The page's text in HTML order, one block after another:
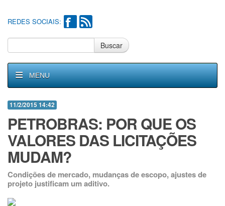
REDES SOCIAIS:
Buscar
MENU
11/2/2015 14:42
PETROBRAS: POR QUE OS
VALORES DAS LICITAÇÕES
MUDAM?
Condições de mercado, mudanças de escopo, ajustes de
projeto justificam um aditivo.